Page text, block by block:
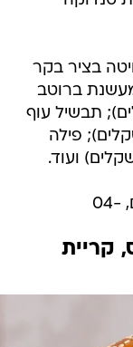
בציר בקר
במעשנת ברוטב
על מצע פירה (80 שקלים); תבשיל עוף
על מצע אורז וחמוציות (68 שקלים); פילה
טנדוקה, מרכז המושבה יקנעם, 04-
קריית